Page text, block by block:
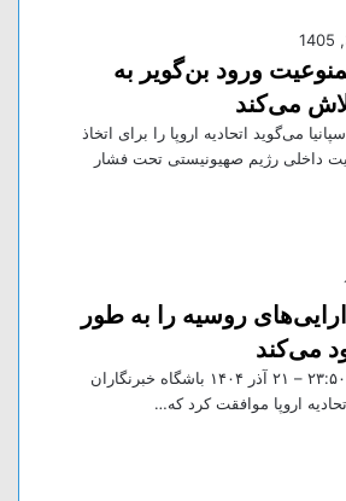
ورود بن‌گویر به
تلاش می‌کند
می‌گوید اتحادیه اروپا را برای اتخاذ
داخلی رژیم صهیونیستی تحت فشار
دارایی‌های روسیه را به طور
می‌کند
به گزارش کاوک نیوز ۲۳:۵۰ – ۲۱ آذر ۱۴۰۴ باشگاه خبرنگاران
اروپا موافقت کرد که…